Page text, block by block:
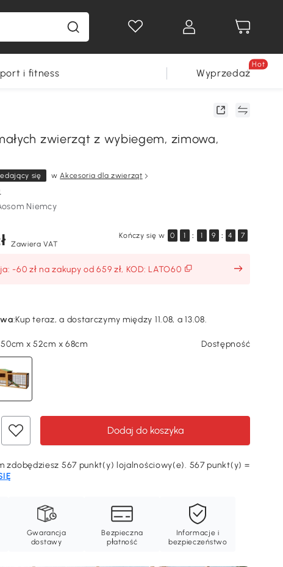
i fitness Wyprzedaż
Hot
zwierząt z wybiegem, zimowa,
się wAkcesoria dla zwierząt
Niemcy
Zawiera VAT
Kończy się w 0 1 : 1 9 : 4 6
-60 zł na zakupy od 659 zł, KOD: LATO60
:Kup teraz, a dostarczymy między 11.08, a 13.08.
x 52cm x 68cm Dostępność
Dodaj do koszyka
zdobędziesz 567 punkt(y) lojalnościowy(e). 567 punkt(y) =
Gwarancja
dostawy
Bezpieczna
płatność
Informacje i
bezpieczeństwo